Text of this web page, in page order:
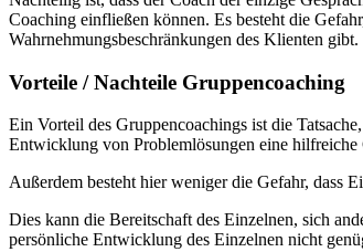
Coaching einfließen können. Es besteht die
Wahrnehmungsbeschränkungen des Klienten gibt.
Vorteile / Nachteile Gruppencoaching
Ein Vorteil des Gruppencoachings ist die
Entwicklung von Problemlösungen eine hilfreiche
Außerdem besteht hier weniger die Gefahr, dass
Dies kann die Bereitschaft des Einzelnen, sich
persönliche Entwicklung des Einzelnen nicht